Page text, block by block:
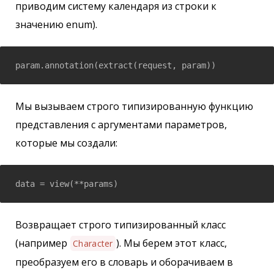
приводим систему календаря из строки к
значению enum).
param.annotation(extract(request, param))
Мы вызываем строго типизированную функцию
представления с аргументами параметров,
которые мы создали:
data = view(**params)
Возвращает строго типизированный класс
(например Character ). Мы берем этот класс,
преобразуем его в словарь и оборачиваем в